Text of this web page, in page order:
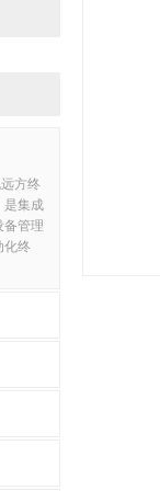
方终
集成
备管理
化终